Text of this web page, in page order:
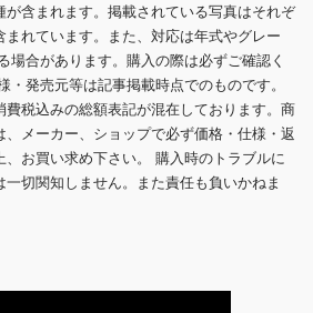
が含まれます。掲載されている写真はそれぞ
れています。また、対応は年式やグレー
場合があります。購入の際は必ずご確認く
・発売元等は記事掲載時点でのものです。
費税込みの総額表記が混在しております。商
メーカー、ショップで必ず価格・仕様・返
お買い求め下さい。 購入時のトラブルに
切関知しません。また責任も負いかねま